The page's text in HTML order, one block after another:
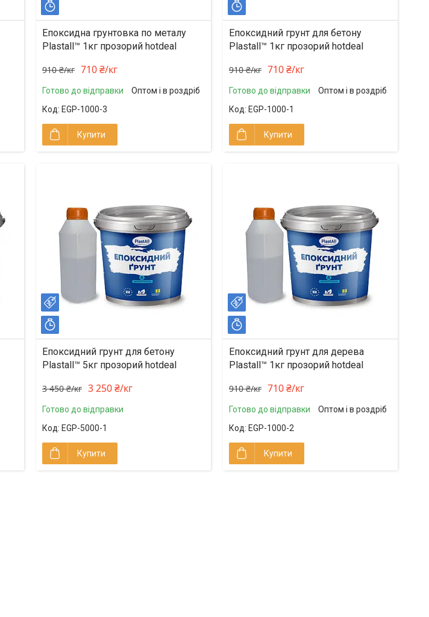
Епоксидна грунтовка по металу
Plastall™ 1кг прозорий hotdeal
910 ₴/кг 710 ₴/кг
Готово до відправки
Оптом і в роздріб
EGP-1000-3
Купити
Епоксидний грунт для бетону
Plastall™ 1кг прозорий hotdeal
910 ₴/кг 710 ₴/кг
Готово до відправки
Оптом і в роздріб
EGP-1000-1
Купити
–6%
Епоксидний грунт для бетону
Plastall™ 5кг прозорий hotdeal
3 450 ₴/кг 3 250 ₴/кг
Готово до відправки
EGP-5000-1
Купити
–22%
Епоксидний грунт для дерева
Plastall™ 1кг прозорий hotdeal
910 ₴/кг 710 ₴/кг
Готово до відправки
Оптом і в роздріб
EGP-1000-2
Купити